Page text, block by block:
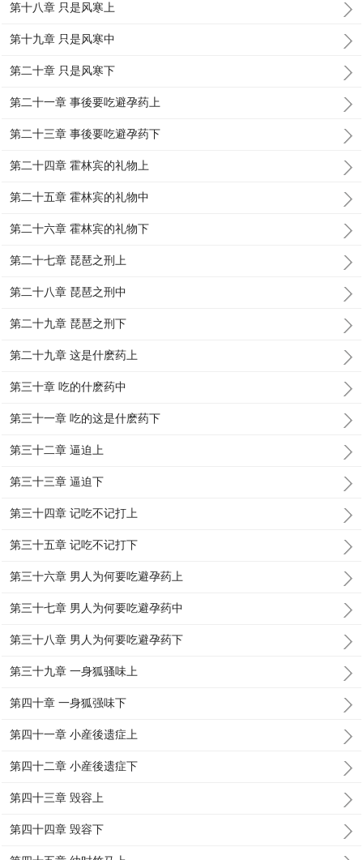
第十八章 只是风寒上
第十九章 只是风寒中
第二十章 只是风寒下
第二十一章 事後要吃避孕药上
第二十三章 事後要吃避孕药下
第二十四章 霍林宾的礼物上
第二十五章 霍林宾的礼物中
第二十六章 霍林宾的礼物下
第二十七章 琵琶之刑上
第二十八章 琵琶之刑中
第二十九章 琵琶之刑下
第二十九章 这是什麽药上
第三十章 吃的什麽药中
第三十一章 吃的这是什麽药下
第三十二章 逼迫上
第三十三章 逼迫下
第三十四章 记吃不记打上
第三十五章 记吃不记打下
第三十六章 男人为何要吃避孕药上
第三十七章 男人为何要吃避孕药中
第三十八章 男人为何要吃避孕药下
第三十九章 一身狐骚味上
第四十章 一身狐强味下
第四十一章 小産後遗症上
第四十二章 小産後遗症下
第四十三章 毁容上
第四十四章 毁容下